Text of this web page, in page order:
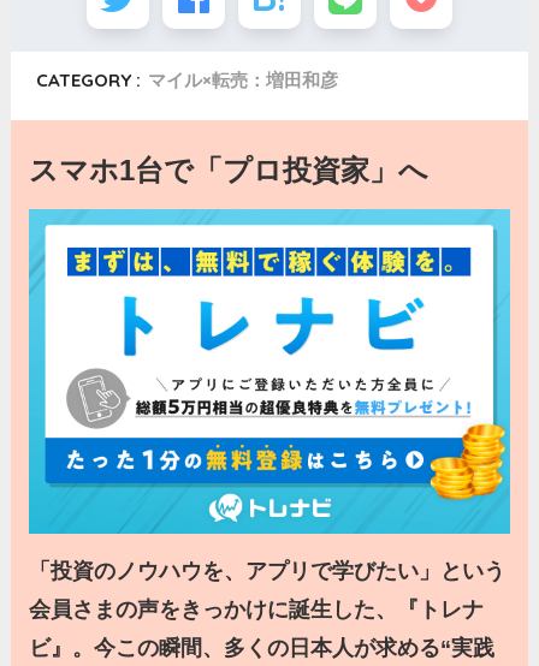
CATEGORY : マイル×転売：増田和彦
スマホ1台で「プロ投資家」へ
「投資のノウハウを、アプリで学びたい」という
会員さまの声をきっかけに誕生した、『トレナ
ビ』。今この瞬間、多くの日本人が求める“実践